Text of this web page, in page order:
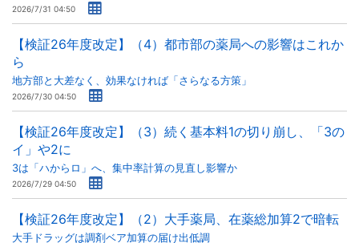
2026/7/31 04:50
【検証26年度改定】（4）都市部の薬局への影響はこれか
ら
地方部と大差なく、効果なければ「さらなる方策」
2026/7/30 04:50
【検証26年度改定】（3）続く基本料1の切り崩し、「3の
イ」や2に
3は「ハからロ」へ、集中率計算の見直し影響か
2026/7/29 04:50
【検証26年度改定】（2）大手薬局、在薬総加算2で暗転
大手ドラッグは調剤ベア加算の届け出低調